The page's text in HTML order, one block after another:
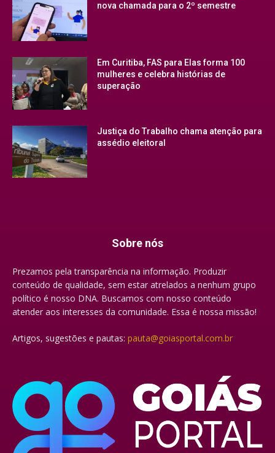
nova chamada para o 2º semestre
Em Curitiba, FAS para Elas forma 100
mulheres e celebra histórias de
superação
Justiça do Trabalho chama atenção para
assédio eleitoral
Sobre nós
Prezamos pela transparência na informação. Produzir
conteúdo de qualidade, sem estar atrelados a nenhum grupo
político é nosso DNA. Buscamos com nosso conteúdo
atender aos interesses da comunidade. Essa é nossa missão!
Artigos, sugestões e pautas: pauta@goiasportal.com.br